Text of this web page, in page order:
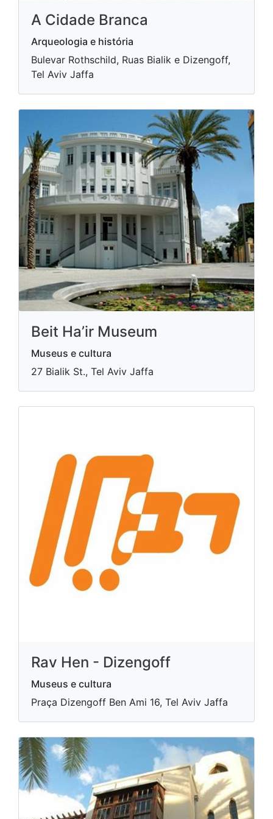
A Cidade Branca
Arqueologia e história
Bulevar Rothschild, Ruas Bialik e Dizengoff,
Tel Aviv Jaffa
Beit Ha’ir Museum
Museus e cultura
27 Bialik St., Tel Aviv Jaffa
Rav Hen - Dizengoff
Museus e cultura
Praça Dizengoff Ben Ami 16, Tel Aviv Jaffa